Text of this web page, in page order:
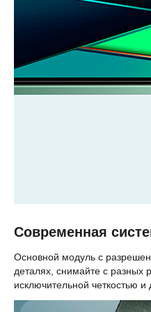
Современная
Основной модуль с
деталях, снимайте с
исключительной четкостью и